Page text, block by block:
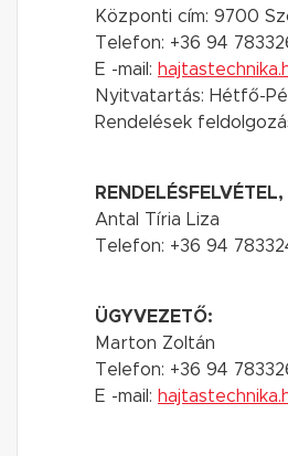
Központi cím: 9700
Telefon: +36 94
E -mail:
Nyitvatartás: Hétfő-
Rendelések
Antal Tíria Liza
Telefon: +36 94
ÜGYVEZETŐ:
Marton Zoltán
Telefon: +36 94
E -mail: